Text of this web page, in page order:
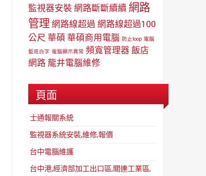
監視器安裝 網路斷斷續續 網路
管理 網路線超過 網路線超過100
公尺 華碩 華碩商用電腦 防止loop 電腦
藍底白字 電腦顯示異常 頻寬管理器 飯店
網路 龍井電腦維修
頁面
士通報關系統
監視器系統安裝,維修,報價
台中電腦維護
台中港,經濟部加工出口區,關連工業區,